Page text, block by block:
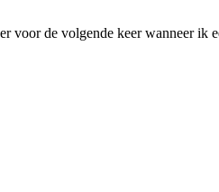
voor de volgende keer wanneer ik